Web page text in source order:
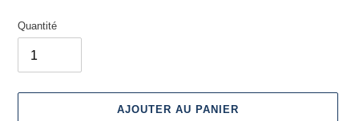
Quantité
AJOUTER AU PANIER